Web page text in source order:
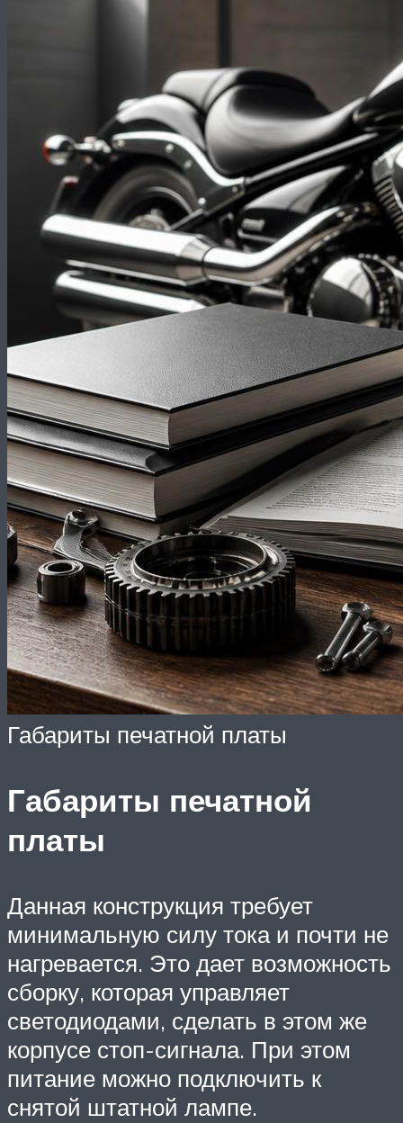
Габариты печатной платы
Габариты печатной
платы
Данная конструкция требует
минимальную силу тока и почти не
нагревается. Это дает возможность
сборку, которая управляет
светодиодами, сделать в этом же
корпусе стоп-сигнала. При этом
питание можно подключить к
снятой штатной лампе.